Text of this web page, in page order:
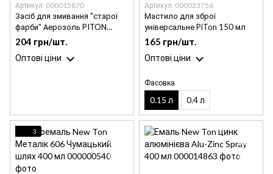
Артикул: 000015870
Засіб для змивання "старої
фарби" Аерозоль PITON
400мл
204 грн/шт.
Оптові ціни
Артикул: 000023756
Мастило для зброї
універсальне PiTon 150 мл
165 грн/шт.
Оптові ціни
Фасовка
0.15 л 0.4 л
3